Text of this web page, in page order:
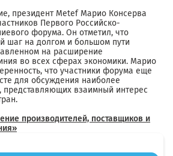
президент Metef Марио Консерва
Первого Российско-
форума. Он отметил, что
шаг на долгом и большом пути
на расширение
во всех сферах экономики. Марио
что участники форума еще
для обсуждения наиболее
представляющих взаимный интерес
производителей, поставщиков и